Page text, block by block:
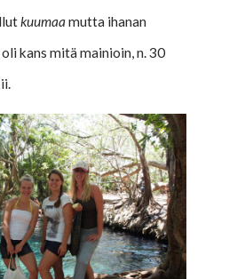
kuumaamutta ihanan
kans mitä mainioin, n. 30